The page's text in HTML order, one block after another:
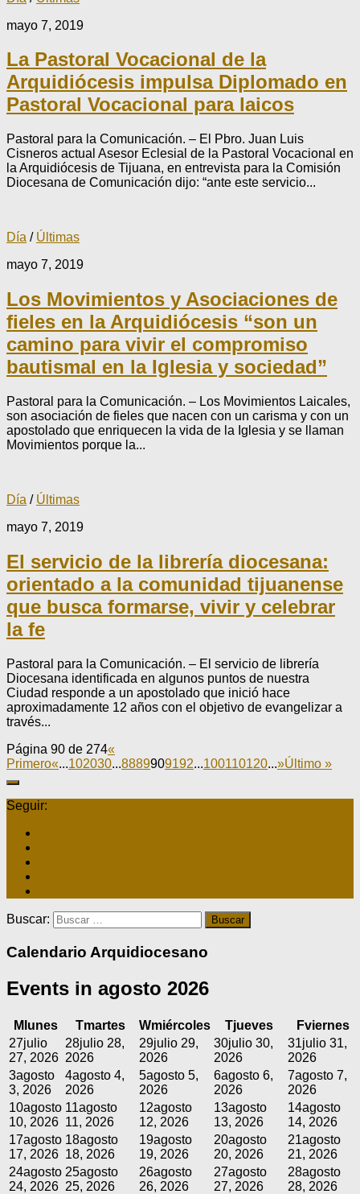
mayo 7, 2019
La Pastoral Vocacional de la
Arquidiócesis impulsa Diplomado en
Pastoral Vocacional para laicos
Pastoral para la Comunicación. – El Pbro. Juan Luis
Cisneros actual Asesor Eclesial de la Pastoral Vocacional en
la Arquidiócesis de Tijuana, en entrevista para la Comisión
Diocesana de Comunicación dijo: “ante este servicio...
Día / Últimas
mayo 7, 2019
Los Movimientos y Asociaciones de
fieles en la Arquidiócesis “son un
camino para vivir el compromiso
bautismal en la Iglesia y sociedad”
Pastoral para la Comunicación. – Los Movimientos Laicales,
son asociación de fieles que nacen con un carisma y con un
apostolado que enriquecen la vida de la Iglesia y se llaman
Movimientos porque la...
Día / Últimas
mayo 7, 2019
El servicio de la librería diocesana:
orientado a la comunidad tijuanense
que busca formarse, vivir y celebrar
la fe
Pastoral para la Comunicación. – El servicio de librería
Diocesana identificada en algunos puntos de nuestra
Ciudad responde a un apostolado que inició hace
aproximadamente 12 años con el objetivo de evangelizar a
través...
Página 90 de 274«
Primero«...102030...8889909192...100110120...»Último »
Seguir:
Buscar:
Calendario Arquidiocesano
Events in agosto 2026
M lunes Tmartes Wmiércoles Tjueves Fviernes
27julio
27, 2026
28julio 28,
2026
29julio 29,
2026
30julio 30,
2026
31julio 31,
2026
3agosto
3, 2026
4agosto 4,
2026
5agosto 5,
2026
6agosto 6,
2026
7agosto 7,
2026
10agosto
10, 2026
11agosto
11, 2026
12agosto
12, 2026
13agosto
13, 2026
14agosto
14, 2026
17agosto
17, 2026
18agosto
18, 2026
19agosto
19, 2026
20agosto
20, 2026
21agosto
21, 2026
24agosto
24, 2026
25agosto
25, 2026
26agosto
26, 2026
27agosto
27, 2026
28agosto
28, 2026